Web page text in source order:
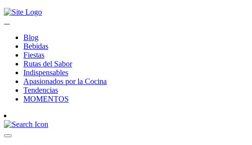
Blog
Bebidas
Fiestas
Rutas del Sabor
Indispensables
Apasionados por la Cocina
Tendencias
MOMENTOS